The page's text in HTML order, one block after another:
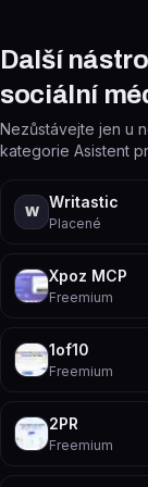
Další
sociální
Nezůstávejte jen u
kategorie Asistent
W
Writastic
Placené
Xpoz MCP
Freemium
1of10
Freemium
2PR
Freemium